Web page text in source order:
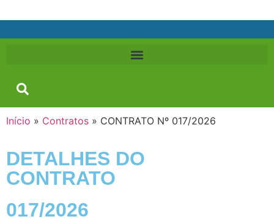
Início » Contratos » CONTRATO Nº 017/2026
DETALHES DO
CONTRATO​
017/2026